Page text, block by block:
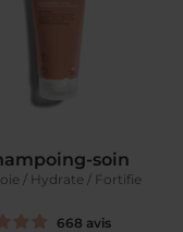
soin
/ Hydrate / Fortifie
668 avis